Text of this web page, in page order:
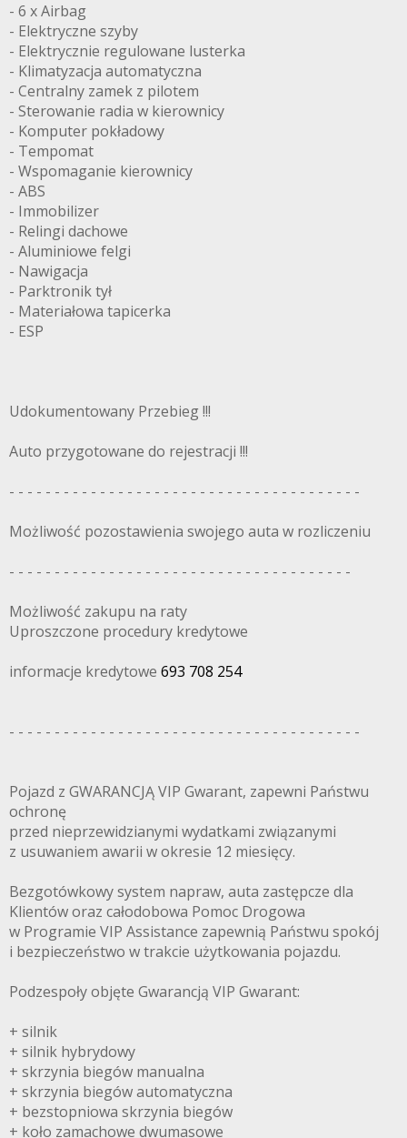
- 6 x Airbag
- Elektryczne szyby
- Elektrycznie regulowane lusterka
- Klimatyzacja automatyczna
- Centralny zamek z pilotem
- Sterowanie radia w kierownicy
- Komputer pokładowy
- Tempomat
- Wspomaganie kierownicy
- ABS
- Immobilizer
- Relingi dachowe
- Aluminiowe felgi
- Nawigacja
- Parktronik tył
- Materiałowa tapicerka
- ESP
Udokumentowany Przebieg !!!
Auto przygotowane do rejestracji !!!
- - - - - - - - - - - - - - - - - - - - - - - - - - - - - - - - - - - - - - -
Możliwość pozostawienia swojego auta w rozliczeniu
- - - - - - - - - - - - - - - - - - - - - - - - - - - - - - - - - - - - - -
Możliwość zakupu na raty
Uproszczone procedury kredytowe
informacje kredytowe 693 708 254
- - - - - - - - - - - - - - - - - - - - - - - - - - - - - - - - - - - - - - -
Pojazd z GWARANCJĄ VIP Gwarant, zapewni Państwu
ochronę
przed nieprzewidzianymi wydatkami związanymi
z usuwaniem awarii w okresie 12 miesięcy.
Bezgotówkowy system napraw, auta zastępcze dla
Klientów oraz całodobowa Pomoc Drogowa
w Programie VIP Assistance zapewnią Państwu spokój
i bezpieczeństwo w trakcie użytkowania pojazdu.
Podzespoły objęte Gwarancją VIP Gwarant:
+ silnik
+ silnik hybrydowy
+ skrzynia biegów manualna
+ skrzynia biegów automatyczna
+ bezstopniowa skrzynia biegów
+ koło zamachowe dwumasowe